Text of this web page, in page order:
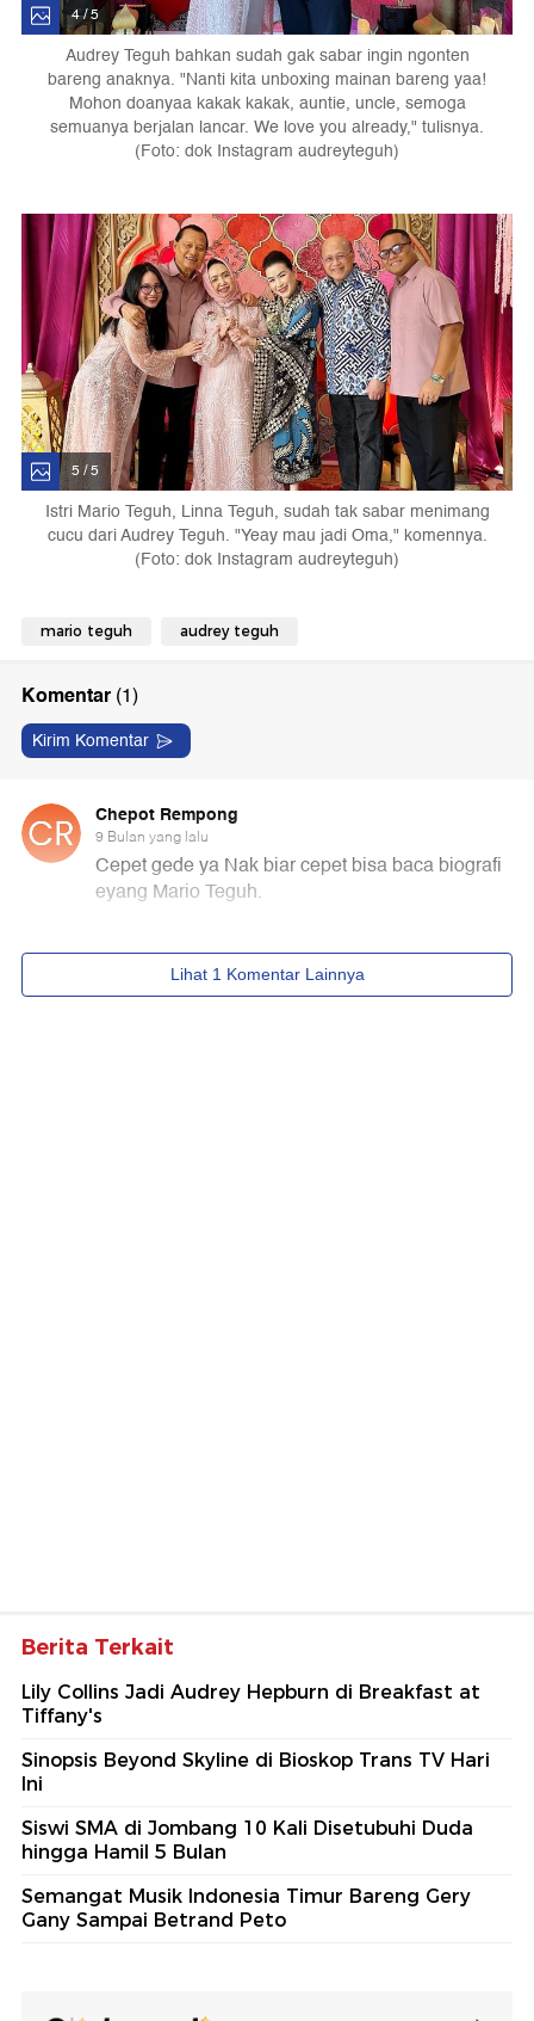
4 / 5
Audrey Teguh bahkan sudah gak sabar ingin ngonten
bareng anaknya. "Nanti kita unboxing mainan bareng yaa!
Mohon doanyaa kakak kakak, auntie, uncle, semoga
semuanya berjalan lancar. We love you already," tulisnya.
(Foto: dok Instagram audreyteguh)
5 / 5
Istri Mario Teguh, Linna Teguh, sudah tak sabar menimang
cucu dari Audrey Teguh. "Yeay mau jadi Oma," komennya.
(Foto: dok Instagram audreyteguh)
mario teguh audrey teguh
Berita Terkait
Lily Collins Jadi Audrey Hepburn di Breakfast at
Tiffany's
Sinopsis Beyond Skyline di Bioskop Trans TV Hari
Ini
Siswi SMA di Jombang 10 Kali Disetubuhi Duda
hingga Hamil 5 Bulan
Semangat Musik Indonesia Timur Bareng Gery
Gany Sampai Betrand Peto